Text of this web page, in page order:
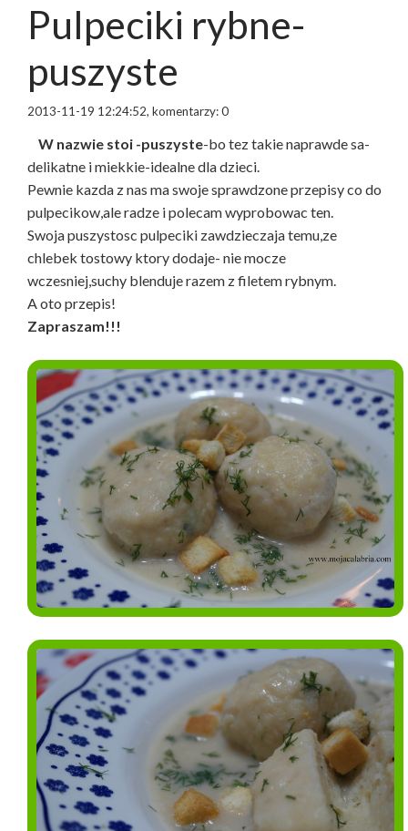
Pulpeciki rybne-
puszyste
2013-11-19 12:24:52, komentarzy: 0
W nazwie stoi -puszyste-bo tez takie naprawde sa-
delikatne i miekkie-idealne dla dzieci.
Pewnie kazda z nas ma swoje sprawdzone przepisy co do
pulpecikow,ale radze i polecam wyprobowac ten.
Swoja puszystosc pulpeciki zawdzieczaja temu,ze
chlebek tostowy ktory dodaje- nie mocze
wczesniej,suchy blenduje razem z filetem rybnym.
A oto przepis!
Zapraszam!!!